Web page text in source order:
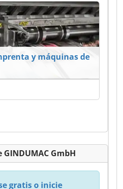
y máquinas de
GmbH
gratis o inicie